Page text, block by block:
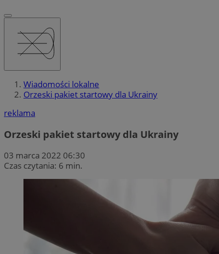
Wiadomości lokalne
Orzeski pakiet startowy dla Ukrainy
reklama
Orzeski pakiet startowy dla Ukrainy
03 marca 2022 06:30
Czas czytania: 6 min.